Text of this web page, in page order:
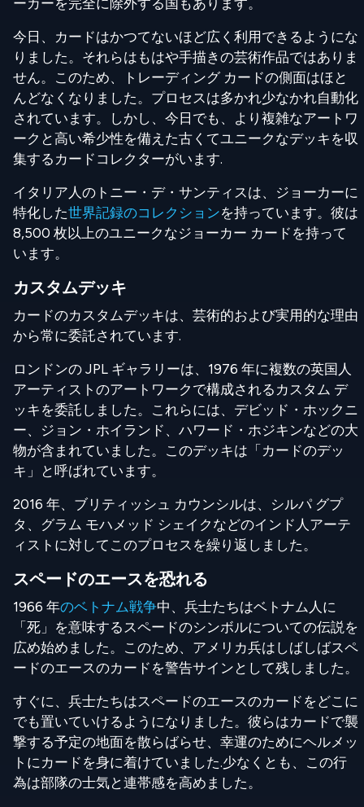
ーカーを完全に除外する国もあります。
今日、カードはかつてないほど広く利用できるようにな
りました。それらはもはや手描きの芸術作品ではありま
せん。このため、トレーディング カードの側面はほと
んどなくなりました。プロセスは多かれ少なかれ自動化
されています。しかし、今日でも、より複雑なアートワ
ークと高い希少性を備えた古くてユニークなデッキを収
集するカードコレクターがいます.
イタリア人のトニー・デ・サンティスは、ジョーカーに
特化した世界記録のコレクションを持っています。彼は
8,500 枚以上のユニークなジョーカー カードを持って
います。
カスタムデッキ
カードのカスタムデッキは、芸術的および実用的な理由
から常に委託されています.
ロンドンの JPL ギャラリーは、1976 年に複数の英国人
アーティストのアートワークで構成されるカスタム デ
ッキを委託しました。これらには、デビッド・ホックニ
ー、ジョン・ホイランド、ハワード・ホジキンなどの大
物が含まれていました。このデッキは「カードのデッ
キ」と呼ばれています。
2016 年、ブリティッシュ カウンシルは、シルパ グプ
タ、グラム モハメッド シェイクなどのインド人アーテ
ィストに対してこのプロセスを繰り返しました。
スペードのエースを恐れる
1966 年のベトナム戦争中、兵士たちはベトナム人に
「死」を意味するスペードのシンボルについての伝説を
広め始めました。このため、アメリカ兵はしばしばスペ
ードのエースのカードを警告サインとして残しました。
すぐに、兵士たちはスペードのエースのカードをどこに
でも置いていけるようになりました。彼らはカードで襲
撃する予定の地面を散らばらせ、幸運のためにヘルメッ
トにカードを身に着けていました.少なくとも、この行
為は部隊の士気と連帯感を高めました。